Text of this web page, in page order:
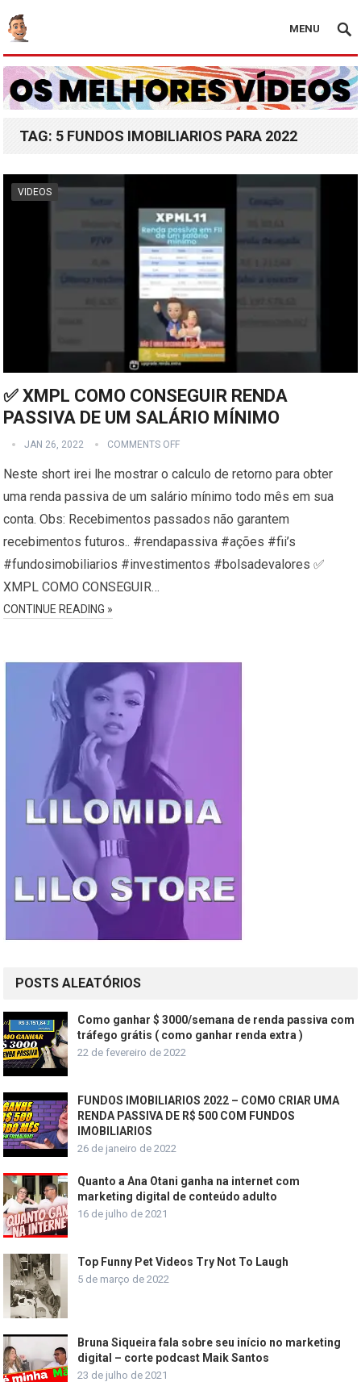
MENU
TAG: 5 FUNDOS IMOBILIARIOS PARA 2022
VIDEOS
✅ XMPL COMO CONSEGUIR RENDA
PASSIVA DE UM SALÁRIO MÍNIMO
JAN 26, 2022 COMMENTS OFF
Neste short irei lhe mostrar o calculo de retorno para obter
uma renda passiva de um salário mínimo todo mês em sua
conta. Obs: Recebimentos passados não garantem
recebimentos futuros.. #rendapassiva #ações #fii’s
#fundosimobiliarios #investimentos #bolsadevalores ✅
XMPL COMO CONSEGUIR…
CONTINUE READING »
POSTS ALEATÓRIOS
Como ganhar $ 3000/semana de renda passiva com
tráfego grátis ( como ganhar renda extra )
22 de fevereiro de 2022
FUNDOS IMOBILIARIOS 2022 – COMO CRIAR UMA
RENDA PASSIVA DE R$ 500 COM FUNDOS
IMOBILIARIOS
26 de janeiro de 2022
Quanto a Ana Otani ganha na internet com
marketing digital de conteúdo adulto
16 de julho de 2021
Top Funny Pet Videos Try Not To Laugh
5 de março de 2022
Bruna Siqueira fala sobre seu início no marketing
digital – corte podcast Maik Santos
23 de julho de 2021